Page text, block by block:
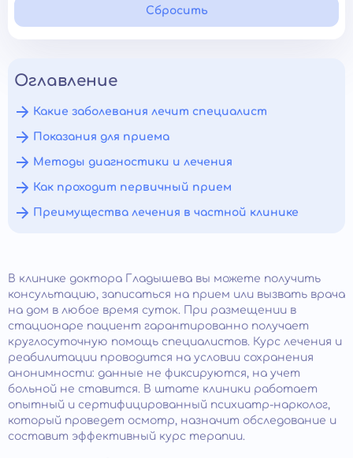
Сбросить
Оглавление
Какие заболевания лечит специалист
Показания для приема
Методы диагностики и лечения
Как проходит первичный прием
Преимущества лечения в частной клинике
В клинике доктора Гладышева вы можете получить
консультацию, записаться на прием или вызвать врача
на дом в любое время суток. При размещении в
стационаре пациент гарантированно получает
круглосуточную помощь специалистов. Курс лечения и
реабилитации проводится на условии сохранения
анонимности: данные не фиксируются, на учет
больной не ставится. В штате клиники работает
опытный и сертифицированный психиатр-нарколог,
который проведет осмотр, назначит обследование и
составит эффективный курс терапии.